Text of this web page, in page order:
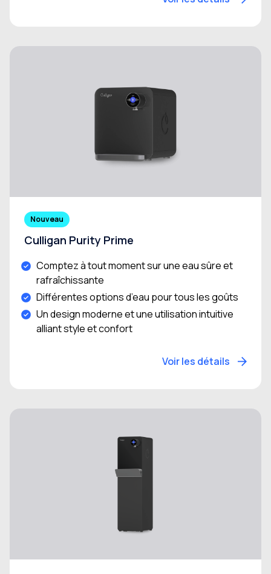
Nouveau
Culligan Purity Prime
Comptez à tout moment sur une eau sûre et
rafraîchissante
Différentes options d’eau pour tous les goûts
Un design moderne et une utilisation intuitive
alliant style et confort
Voir les détails